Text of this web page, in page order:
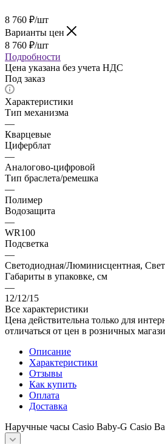
8 760 ₽/шт
Варианты цен
8 760 ₽/шт
Подробности
Цена указана без учета НДС
Под заказ
Характеристики
Тип механизма
—
Кварцевые
Циферблат
—
Аналогово-цифровой
Тип браслета/ремешка
—
Полимер
Водозащита
—
WR100
Подсветка
—
Светодиодная/Люминисцентная,
Габариты в упаковке, см
—
12/12/15
Все характеристики
Цена действительна только для
отличаться от цен в розничных
Описание
Характеристики
Отзывы
Как купить
Оплата
Доставка
Наручные часы Casio Baby-G Casio